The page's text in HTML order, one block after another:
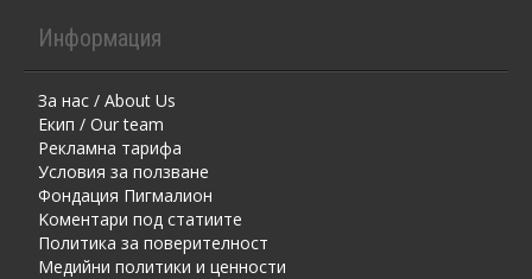
Информация
За нас / About Us
Екип / Our team
Рекламна тарифа
Условия за ползване
Фондация Пигмалион
Kоментaри под статиите
Политика за поверителност
Медийни политики и ценности